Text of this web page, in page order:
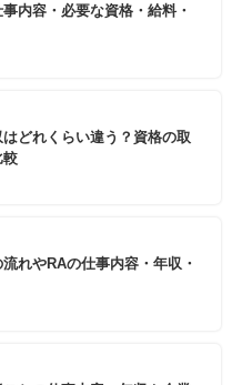
内容・必要な資格・給料・
どれくらい違う？資格の取
較
れやRAの仕事内容・年収・